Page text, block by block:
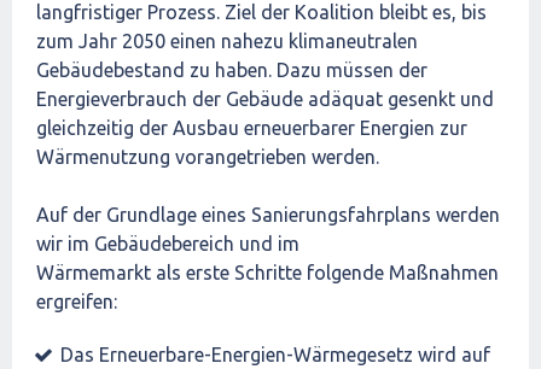
langfristiger Prozess. Ziel der Koalition bleibt es, bis
zum Jahr 2050 einen nahezu klimaneutralen
Gebäudebestand zu haben. Dazu müssen der
Energieverbrauch der Gebäude adäquat gesenkt und
gleichzeitig der Ausbau erneuerbarer Energien zur
Wärmenutzung vorangetrieben werden.
Auf der Grundlage eines Sanierungsfahrplans werden
wir im Gebäudebereich und im
Wärmemarkt als erste Schritte folgende Maßnahmen
ergreifen:
Das Erneuerbare-Energien-Wärmegesetz wird auf